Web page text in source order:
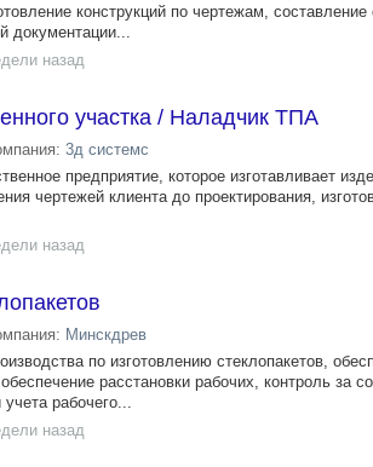
конструкций по чертежам,
документации...
назад
участка / Наладчик ТПА
3д системс
предприятие, которое изготавливает
чертежей клиента до проектирования,
назад
Минскдрев
по изготовлению стеклопакетов,
расстановки рабочих, контроль за
рабочего...
назад